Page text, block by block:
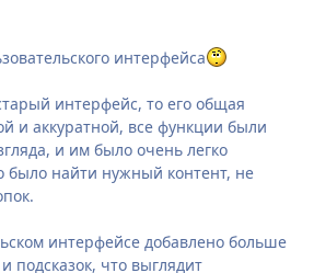
интерфейса
интерфейс, то его общая
и аккуратной, все функции были
и им было очень легко
было найти нужный контент, не
интерфейсе добавлено больше
подсказок, что выглядит